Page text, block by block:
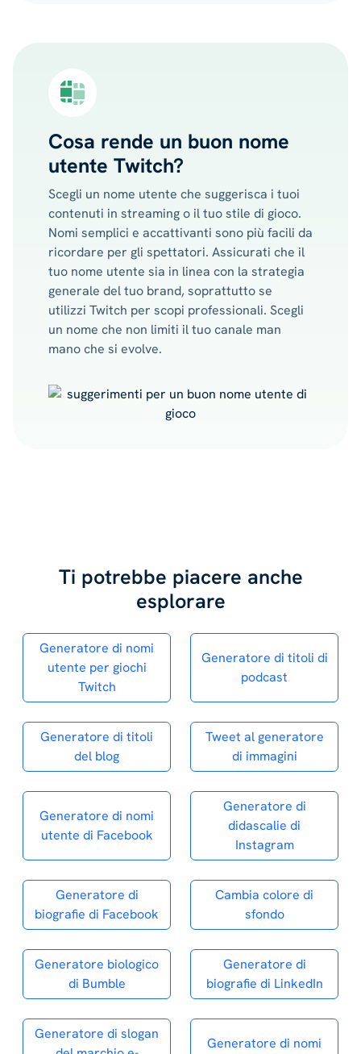
Cosa rende un buon nome
utente Twitch?
Scegli un nome utente che suggerisca i tuoi
contenuti in streaming o il tuo stile di gioco.
Nomi semplici e accattivanti sono più facili da
ricordare per gli spettatori. Assicurati che il
tuo nome utente sia in linea con la strategia
generale del tuo brand, soprattutto se
utilizzi Twitch per scopi professionali. Scegli
un nome che non limiti il tuo canale man
mano che si evolve.
Ti potrebbe piacere anche
esplorare
Generatore di nomi
utente per giochi
Twitch
Generatore di titoli di
podcast
Generatore di titoli
del blog
Tweet al generatore
di immagini
Generatore di nomi
utente di Facebook
Generatore di
didascalie di
Instagram
Generatore di
biografie di Facebook
Cambia colore di
sfondo
Generatore biologico
di Bumble
Generatore di
biografie di LinkedIn
Generatore di slogan
Generatore di nomi